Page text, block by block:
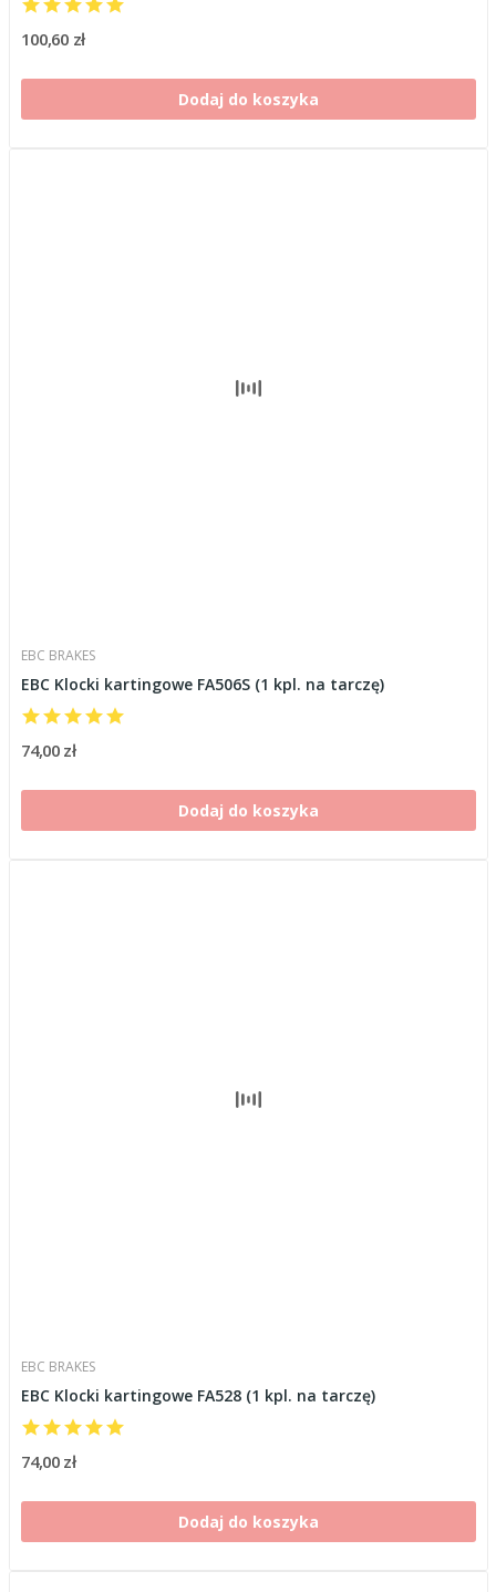
100,60 zł
Dodaj do koszyka
EBC BRAKES
EBC Klocki kartingowe FA506S (1 kpl. na tarczę)
74,00 zł
Dodaj do koszyka
EBC BRAKES
EBC Klocki kartingowe FA528 (1 kpl. na tarczę)
74,00 zł
Dodaj do koszyka